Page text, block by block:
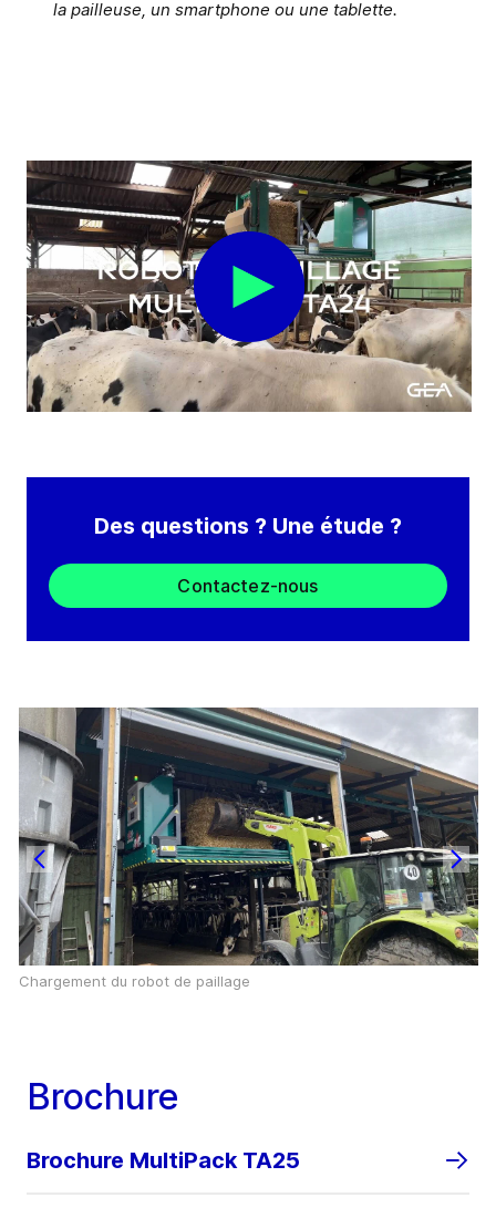
la pailleuse, un smartphone ou une tablette.
Des questions ? Une étude ?
Contactez-nous
Chargement du robot de paillage
Brochure
Brochure MultiPack TA25